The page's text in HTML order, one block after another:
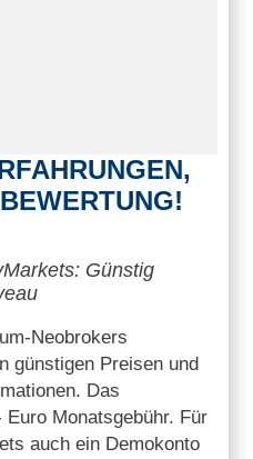
Günstig
Neobrokers
günstigen Preisen und
Das
Monatsgebühr. Für
auch ein Demokonto